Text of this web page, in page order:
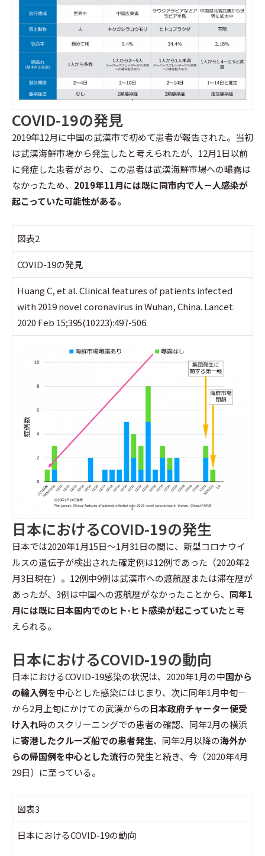
COVID-19の発見
2019年12月に中国の武漢市で初めて患者が報告された。当初
は武漢海鮮市場から発生したと考えられたが、12月1日以前
に発症した患者がおり、この患者は武漢海鮮市場への曝露は
なかったため、 2019年11月には既に同市内で人－人感染が
起こっていた可能性がある。
図表2
COVID-19の発見
Huang C, et al. Clinical features of patients infected
with 2019 novel coronavirus in Wuhan, China. Lancet.
2020 Feb 15;395(10223):497-506.
日本におけるCOVID-19の発生
日本では2020年1月15日～1月31日の間に、新型コロナウイ
ルスの遺伝子が検出された確定例は12例であった（2020年2
月3日現在）。12例中9例は武漢市への渡航歴または滞在歴が
あったが、3例は中国への渡航歴がなかったことから、 同年1
月には既に日本国内でのヒト-ヒト感染が起こっていたと考
えられる。
日本におけるCOVID-19の動向
日本におけるCOVID-19感染の状況は、2020年1月の中国から
の輸入例を中心とした感染にはじまり、次に同年1月中旬－
から2月上旬にかけての武漢からの日本政府チャーター便受
け入れ時のスクリーニングでの患者の確認、同年2月の横浜
に寄港したクルーズ船での患者発生、同年2月以降の海外か
らの帰国例を中心とした流行の発生と続き、今（2020年4月
29日）に至っている。
図表3
日本におけるCOVID-19の動向